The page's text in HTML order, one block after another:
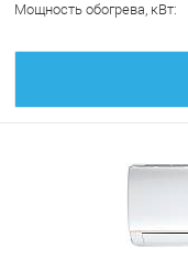
Мощность обогрева, кВт: